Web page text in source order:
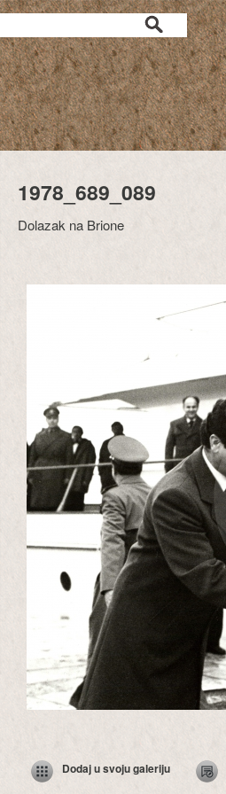
1978_689_089
Dolazak na Brione
Dodaj u svoju galeriju